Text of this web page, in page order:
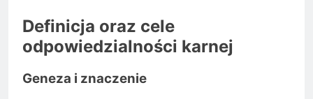
Definicja oraz cele
odpowiedzialności karnej
Geneza i znaczenie